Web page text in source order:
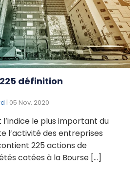
définition
| 05 Nov. 2020
l’indice le plus important du
l’activité des entreprises
225 actions de
cotées à la Bourse [...]